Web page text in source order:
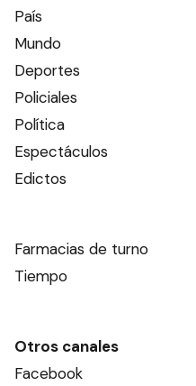
País
Mundo
Deportes
Policiales
Política
Espectáculos
Edictos
Farmacias de turno
Tiempo
Otros canales
Facebook